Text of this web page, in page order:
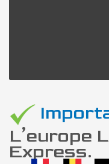
L’europe
Express.